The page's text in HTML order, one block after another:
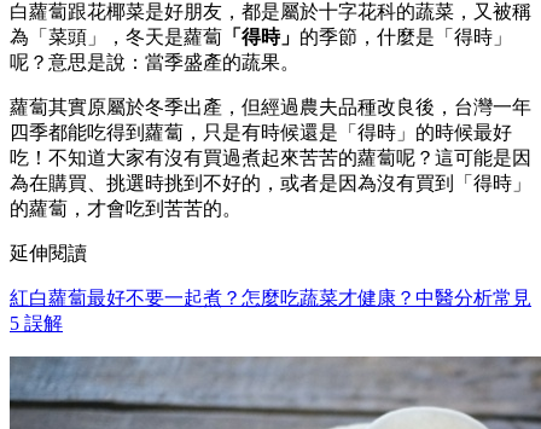
白蘿蔔跟花椰菜是好朋友，都是屬於十字花科的蔬菜，又被稱
為「菜頭」，冬天是蘿蔔 「得時」 的季節，什麼是「得時」
呢？意思是說：當季盛產的蔬果。
蘿蔔其實原屬於冬季出產，但經過農夫品種改良後，台灣一年
四季都能吃得到蘿蔔，只是有時候還是「得時」的時候最好
吃！不知道大家有沒有買過煮起來苦苦的蘿蔔呢？這可能是因
為在購買、挑選時挑到不好的，或者是因為沒有買到「得時」
的蘿蔔，才會吃到苦苦的。
延伸閱讀
紅白蘿蔔最好不要一起煮？怎麼吃蔬菜才健康？中醫分析常見
5 誤解